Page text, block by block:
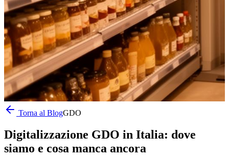
Torna al BlogGDO
Digitalizzazione GDO in Italia: dove
siamo e cosa manca ancora